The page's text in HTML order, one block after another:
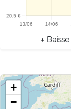
↓ Baisse
+
−